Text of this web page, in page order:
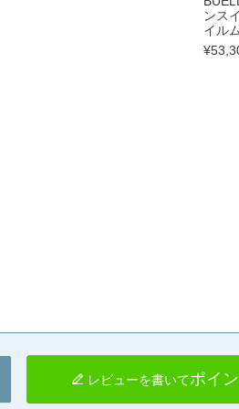
ンス
イル
¥
レビューを書いてポイ